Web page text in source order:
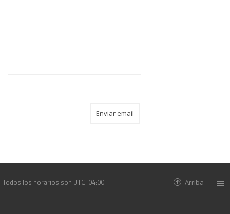
Todos los horarios son UTC-04:00 Arriba